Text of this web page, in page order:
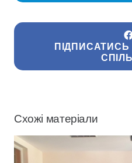
ПІДПИСАТИСЬ
Схожі матеріали